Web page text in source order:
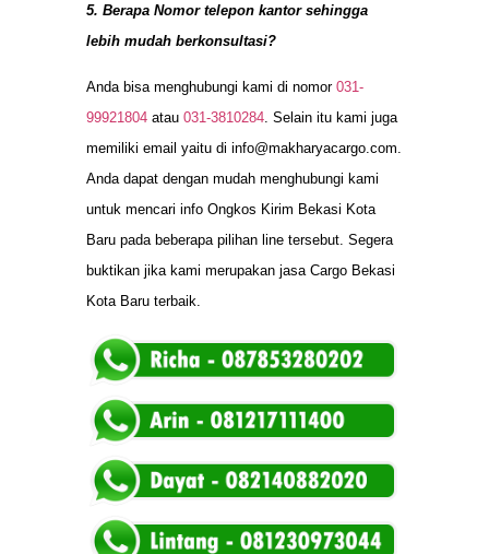
5. Berapa Nomor telepon kantor sehingga
lebih mudah berkonsultasi?
Anda bisa menghubungi kami di nomor 031-
99921804 atau 031-3810284. Selain itu kami juga
memiliki email yaitu di info@makharyacargo.com.
Anda dapat dengan mudah menghubungi kami
untuk mencari info Ongkos Kirim Bekasi Kota
Baru pada beberapa pilihan line tersebut. Segera
buktikan jika kami merupakan jasa Cargo Bekasi
Kota Baru terbaik.